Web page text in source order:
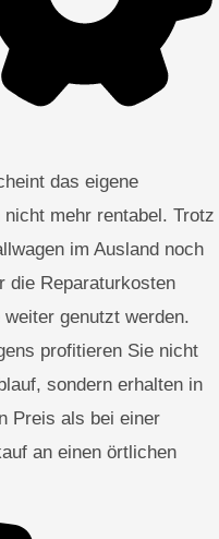
das eigene
mehr rentabel. Trotz
im Ausland noch
die Reparaturkosten
genutzt werden.
profitieren Sie nicht
sondern erhalten in
Preis als bei einer
an einen örtlichen